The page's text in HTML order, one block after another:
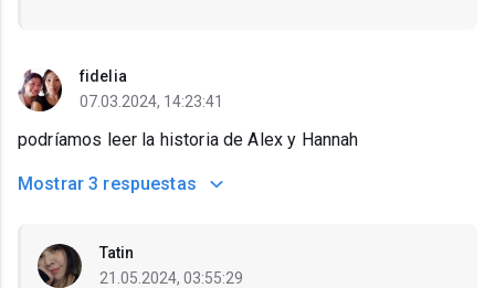
fidelia
07.03.2024, 14:23:41
podríamos leer la historia de Alex y Hannah
Mostrar 3 respuestas
Tatin
21.05.2024, 03:55:29